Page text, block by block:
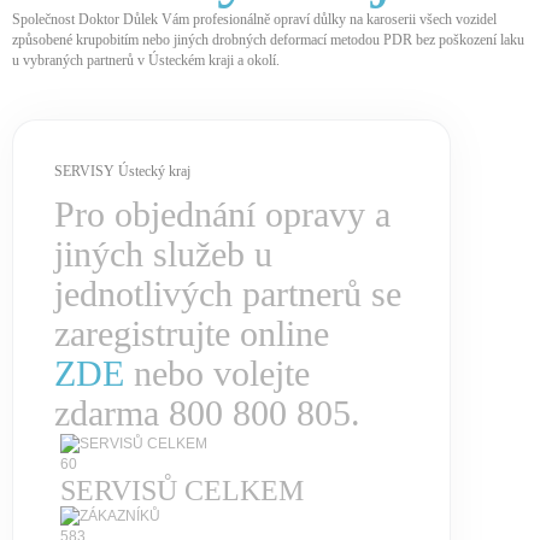
Společnost Doktor Důlek Vám profesionálně opraví důlky na karoserii všech vozidel
způsobené krupobitím nebo jiných drobných deformací metodou PDR bez poškození laku
u vybraných partnerů v Ústeckém kraji a okolí.
SERVISY Ústecký kraj
Pro objednání opravy a
jiných služeb u
jednotlivých partnerů se
zaregistrujte online
ZDE nebo volejte
zdarma 800 800 805.
60
SERVISŮ CELKEM
583